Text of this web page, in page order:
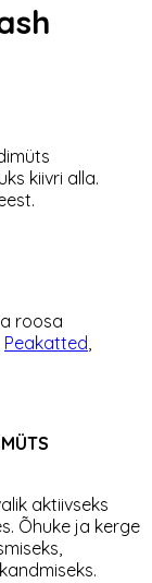
kiivri alla.
roosa
Peakatted,
aktiivseks
Õhuke ja kerge